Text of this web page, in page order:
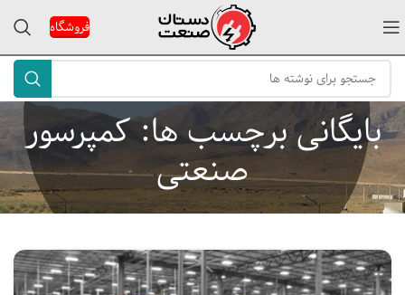
فروشگاه
بایگانی برچسب ها: کمپرسور
صنعتی